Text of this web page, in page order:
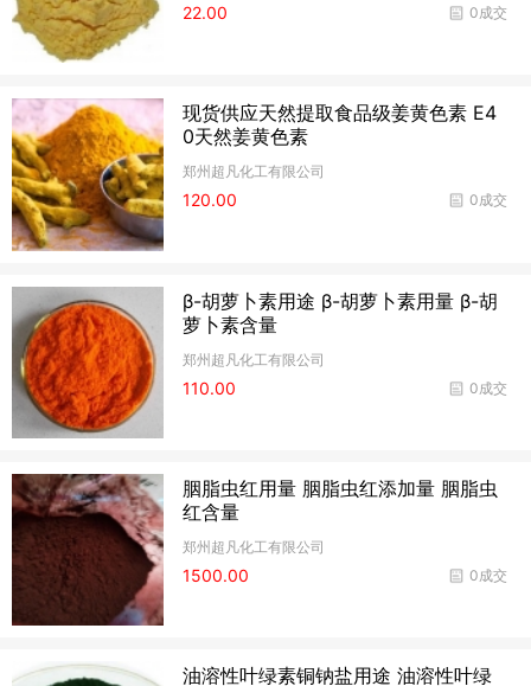
0成交
22.00
现货供应天然提取食品级姜黄色素 E4
0天然姜黄色素
郑州超凡化工有限公司
0成交
120.00
β-胡萝卜素用途 β-胡萝卜素用量 β-胡
萝卜素含量
郑州超凡化工有限公司
0成交
110.00
胭脂虫红用量 胭脂虫红添加量 胭脂虫
红含量
郑州超凡化工有限公司
0成交
1500.00
油溶性叶绿素铜钠盐用途 油溶性叶绿